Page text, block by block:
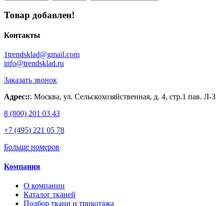
Товар добавлен!
Контакты
1trendsklad@gmail.com
info@trendsklad.ru
Заказать звонок
Адрес:г. Москва, ул. Сельскохозяйственная, д. 4, стр.1 пав. Л-3
8 (800) 201 03 43
+7 (495) 221 05 78
Больше номеров
Компания
О компании
Каталог тканей
Подбор ткани и трикотажа